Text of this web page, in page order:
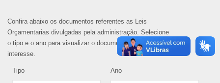
Confira abaixo os documentos referentes as Leis
Orçamentarias divulgadas pela administração. Selecione
o tipo e o ano para visualizar o documento de seu
interesse.
Tipo Ano